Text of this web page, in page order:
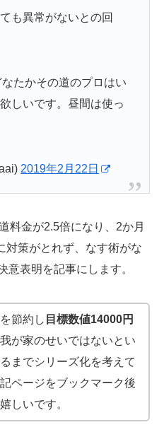
も異常がないとの回
たかその道のプロはい
しいです。昼間は使っ
2019年2月22日
料金が2.5倍になり、2か月
対策がとれず、なす術がな
意表明を記事にします。
節約し 目標数値14000円
が家のせいではないとい
までシリーズ化を考えて
ページをブックマーク後
しいです。